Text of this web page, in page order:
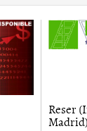
Reser
Madrid)